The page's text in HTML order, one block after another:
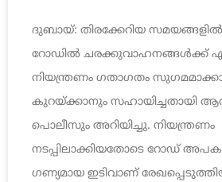
ദുബായ്: തിരക്കേറിയ സമയങ്ങളിൽ
റോഡിൽ ചരക്കുവാഹനങ്ങൾക്ക്
നിയന്ത്രണം ഗതാഗതം
കുറയ്ക്കാനും സഹായിച്ചതായി
പൊലീസും അറിയിച്ചു. നിയന്ത്രണം
നടപ്പിലാക്കിയതോടെ റോഡ്
ഗണ്യമായ ഇടിവാണ്